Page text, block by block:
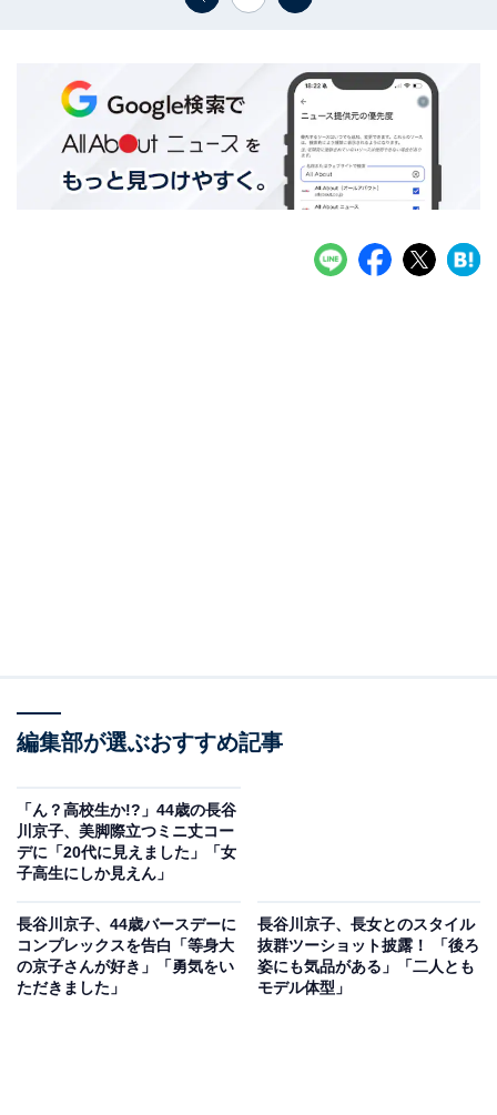
編集部が選ぶおすすめ記事
「ん？高校生か!?」44歳の長谷
川京子、美脚際立つミニ丈コー
デに「20代に見えました」「女
子高生にしか見えん」
長谷川京子、44歳バースデーに
コンプレックスを告白「等身大
の京子さんが好き」「勇気をい
ただきました」
長谷川京子、長女とのスタイル
抜群ツーショット披露！ 「後ろ
姿にも気品がある」「二人とも
モデル体型」